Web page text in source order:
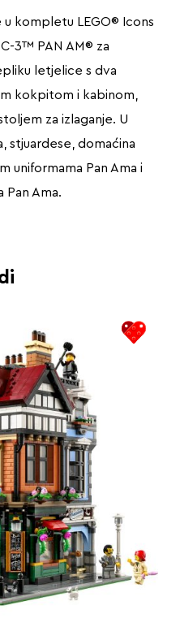
kompletu LEGO® Icons
3™ PAN AM® za
letjelice s dva
kokpitom i kabinom,
za izlaganje. U
stjuardese, domaćina
uniformama Pan Ama i
Pan Ama.